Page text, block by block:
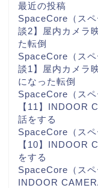
最近の投稿
SpaceCore（ス
談2】屋内カメラ
た転倒
SpaceCore（ス
談1】屋内カメラ
になった転倒
SpaceCore（ス
【11】INDOOR
話をする
SpaceCore（ス
【10】INDOOR
をする
SpaceCore（スペ
INDOOR